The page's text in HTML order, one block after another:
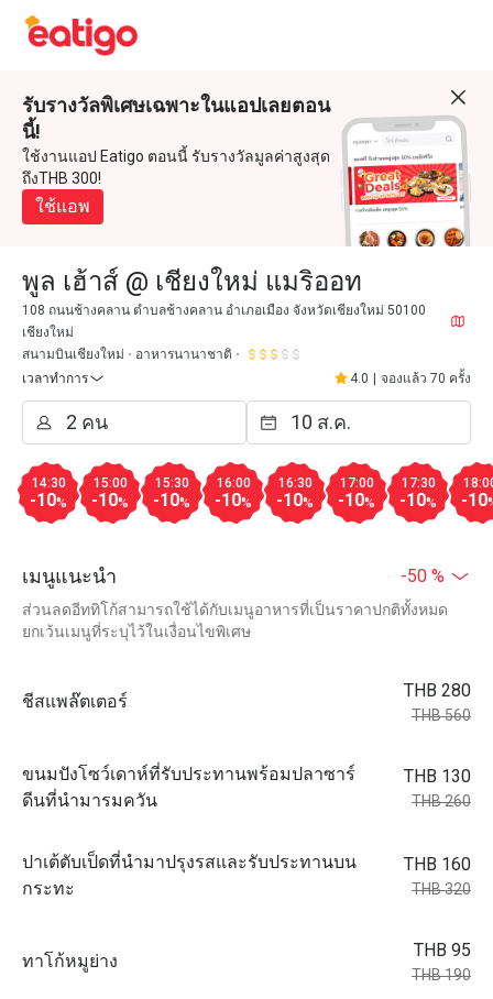
รับรางวัลพิเศษเฉพาะในแอปเลยตอน
นี้!
ใช้งานแอป Eatigo ตอนนี้ รับรางวัลมูลค่าสูงสุด
ถึงTHB 300!
ใช้แอพ
พูล เฮ้าส์ @ เชียงใหม่ แมริออท
108 ถนนช้างคลาน ตำบลช้างคลาน อำเภอเมือง จังหวัดเชียงใหม่ 50100
เชียงใหม่
สนามบินเชียงใหม่
อาหารนานาชาติ
เวลาทำการ
4.0 จองแล้ว 70 ครั้ง
14:30
-10%
15:00
-10%
15:30
-10%
16:00
-10%
16:30
-10%
17:00
-10%
17:30
-10% -10
เมนูแนะนำ -50 %
ส่วนลดอีททิโก้สามารถใช้ได้กับเมนูอาหารที่เป็นราคาปกติทั้งหมด
ยกเว้นเมนูที่ระบุไว้ในเงื่อนไขพิเศษ
ชีสแพล๊ตเตอร์
THB 280
THB 560
ขนมปังโซว์เดาห์ที่รับประทานพร้อมปลาซาร์
ดีนที่นำมารมควัน
THB 130
THB 260
ปาเต้ตับเป็ดที่นำมาปรุงรสและรับประทานบน
กระทะ
THB 160
THB 320
ทาโก้หมูย่าง
THB 95
THB 190